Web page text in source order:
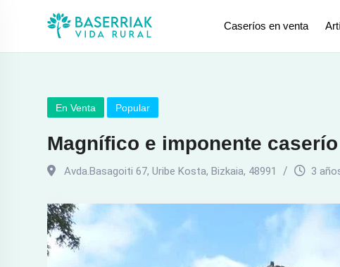
contenido
Caseríos en venta
En Venta Popular
Magnífico e imponente
Avda.Basagoiti 67, Uribe Kosta, Bizkaia, 48991 3